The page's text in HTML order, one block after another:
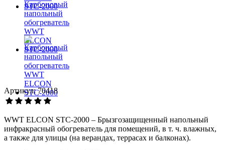
Артикул: 70418
WWT ELCON STC-2000 – Брызгозащищенный напольный
инфракрасный обогреватель для помещений, в т. ч. влажных,
а также для улицы (на верандах, террасах и балконах).